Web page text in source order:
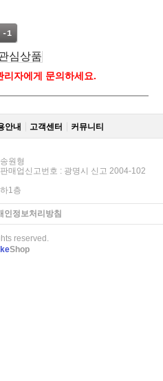
-1
심상품
리자에게 문의하세요.
안내 고객센터 커뮤니티
원형
매업신고번호 : 광명시 신고 2004-102
1층
인정보처리방침
reserved.
Shop